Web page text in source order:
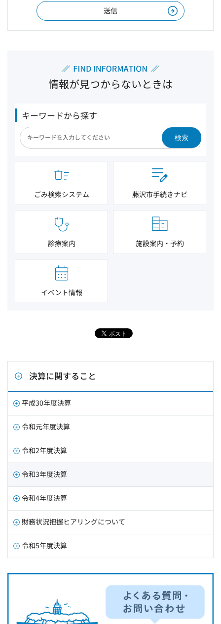
情報が見つからないときは
キーワードから探す
検索
ごみ検索システム 藤沢市手続きナビ
診療案内 施設案内・予約
イベント情報
決算に関すること
平成30年度決算
令和元年度決算
令和2年度決算
令和3年度決算
令和4年度決算
財務状況把握ヒアリングについて
令和5年度決算